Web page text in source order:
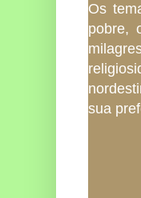
Os
pobre,
sua